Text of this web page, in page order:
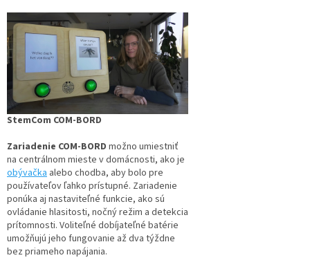
StemCom COM-BORD
Zariadenie COM-BORD možno umiestniť
na centrálnom mieste v domácnosti, ako je
obývačka alebo chodba, aby bolo pre
používateľov ľahko prístupné. Zariadenie
ponúka aj nastaviteľné funkcie, ako sú
ovládanie hlasitosti, nočný režim a detekcia
prítomnosti. Voliteľné dobíjateľné batérie
umožňujú jeho fungovanie až dva týždne
bez priameho napájania.